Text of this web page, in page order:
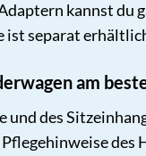
kannst du
ist separat
am
und des
des